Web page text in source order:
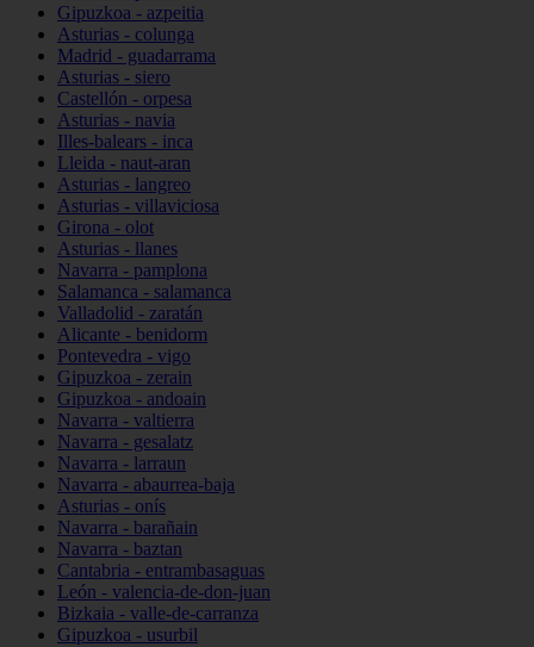
Gipuzkoa - azpeitia
Asturias - colunga
Madrid - guadarrama
Asturias - siero
Castellón - orpesa
Asturias - navia
Illes-balears - inca
Lleida - naut-aran
Asturias - langreo
Asturias - villaviciosa
Girona - olot
Asturias - llanes
Navarra - pamplona
Salamanca - salamanca
Valladolid - zaratán
Alicante - benidorm
Pontevedra - vigo
Gipuzkoa - zerain
Gipuzkoa - andoain
Navarra - valtierra
Navarra - gesalatz
Navarra - larraun
Navarra - abaurrea-baja
Asturias - onís
Navarra - barañain
Navarra - baztan
Cantabria - entrambasaguas
León - valencia-de-don-juan
Bizkaia - valle-de-carranza
Gipuzkoa - usurbil